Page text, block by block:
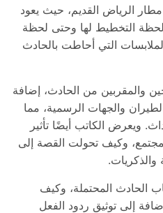
الرياض القديم، حيث يعود
لحظة التخطيط لها وحتى لحظة
التي أحاطت بالحادث
والمقربين من الحادث، إضافة
والجهات الرسمية، مما
ويعرض الكاتب أيضًا تأثير
وكيف تحولت القصة إلى
الحادث المحتملة، وكيف
إلى توثيق ردود الفعل